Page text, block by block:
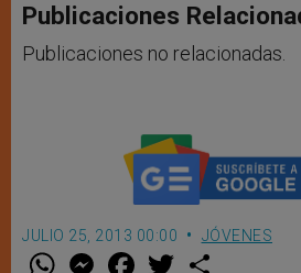
Publicaciones
Publicaciones no relacionadas.
JULIO 25, 2013 00:00 JÓVENES
W M F